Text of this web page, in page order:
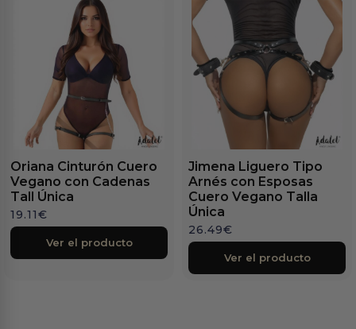
Oriana Cinturón Cuero
Vegano con Cadenas
Tall Única
19.11€
Ver el producto
Jimena Liguero Tipo
Arnés con Esposas
Cuero Vegano Talla
Única
26.49€
Ver el producto